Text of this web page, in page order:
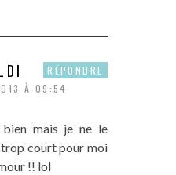
À 09:54
mais je ne le
trop court pour moi
!! lol
RÉPONDRE